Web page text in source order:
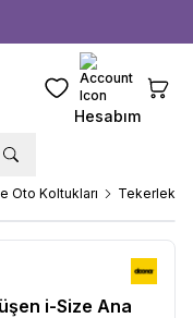
Favorilerim
Hesabım
Oto Koltukları Tekerlekli
i-Size Ana